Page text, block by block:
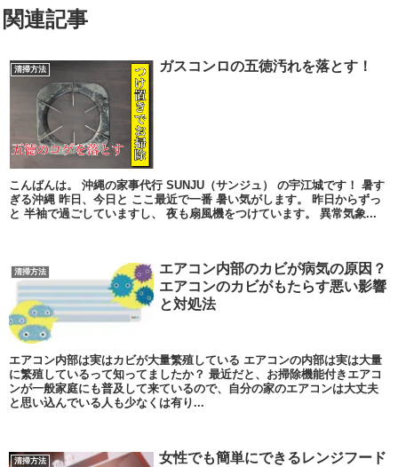
関連記事
清掃方法 ガスコンロの五徳汚れを落とす！
こんばんは。 沖縄の家事代行 SUNJU（サンジュ） の宇江城です！ 暑す
ぎる沖縄 昨日、今日と ここ最近で一番 暑い気がします。 昨日からずっ
と 半袖で過ごしていますし、 夜も扇風機をつけています。 異常気象...
清掃方法
エアコン内部のカビが病気の原因？
エアコンのカビがもたらす悪い影響
と対処法
エアコン内部は実はカビが大量繁殖している エアコンの内部は実は大量
に繁殖しているって知ってましたか？ 最近だと、お掃除機能付きエアコ
ンが一般家庭にも普及して来ているので、自分の家のエアコンは大丈夫
と思い込んでいる人も少なくは有り...
清掃方法
女性でも簡単にできるレンジフード